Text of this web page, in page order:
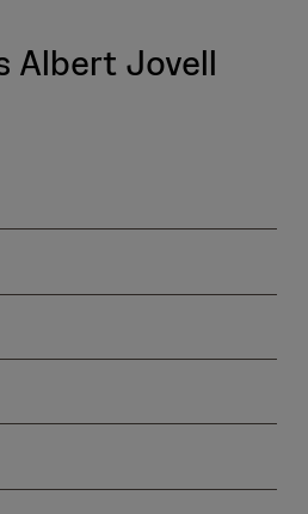
Albert Jovell